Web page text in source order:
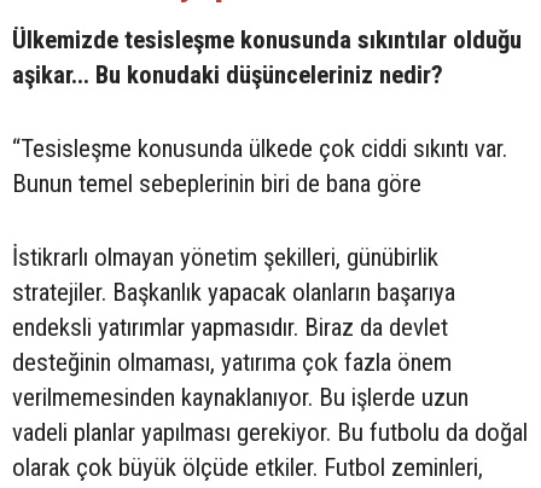
Ülkemizde tesisleşme konusunda sıkıntılar olduğu
aşikar... Bu konudaki düşünceleriniz nedir?
“Tesisleşme konusunda ülkede çok ciddi sıkıntı var.
Bunun temel sebeplerinin biri de bana göre
İstikrarlı olmayan yönetim şekilleri, günübirlik
stratejiler. Başkanlık yapacak olanların başarıya
endeksli yatırımlar yapmasıdır. Biraz da devlet
desteğinin olmaması, yatırıma çok fazla önem
verilmemesinden kaynaklanıyor. Bu işlerde uzun
vadeli planlar yapılması gerekiyor. Bu futbolu da doğal
olarak çok büyük ölçüde etkiler. Futbol zeminleri,